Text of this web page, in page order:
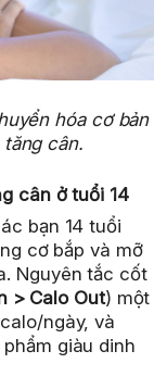
hóa cơ bản
cân.
cân ở tuổi 14
bạn 14 tuổi
cơ bắp và mỡ
Nguyên tắc cốt
> Calo Out) một
ngày, và
giàu dinh